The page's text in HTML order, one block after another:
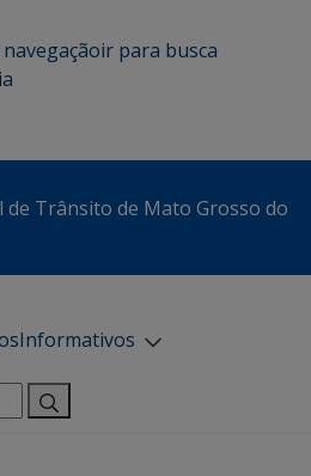
ir para busca
Trânsito de Mato Grosso do
Informativos